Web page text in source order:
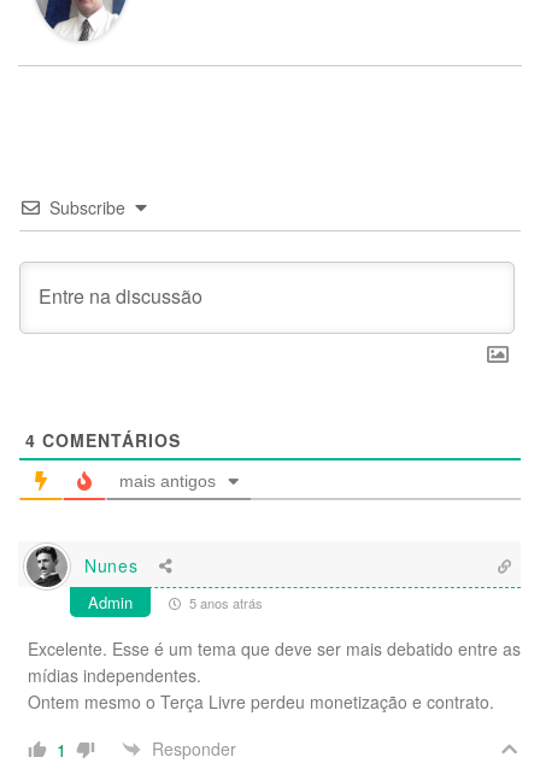
Subscribe
4 COMENTÁRIOS
mais antigos
Nunes
Admin 5 anos atrás
Excelente. Esse é um tema que deve ser mais debatido entre as
mídias independentes.
Ontem mesmo o Terça Livre perdeu monetização e contrato.
1
Responder